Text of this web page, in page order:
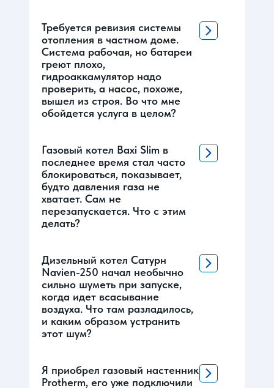
Требуется ревизия системы
отопления в частном доме.
Система рабочая, но батареи
греют плохо,
гидроаккамулятор надо
проверить, а насос, похоже,
вышел из строя. Во что мне
обойдется услуга в целом?
Газовый котел Baxi Slim в
последнее время стал часто
блокироваться, показывает,
будто давления газа не
хватает. Сам не
перезапускается. Что с этим
делать?
Дизельный котел Сатурн
Navien-250 начал необычно
сильно шуметь при запуске,
когда идет всасывание
воздуха. Что там разладилось,
и каким образом устранить
этот шум?
Я приобрел газовый настенник
Protherm, его уже подключили